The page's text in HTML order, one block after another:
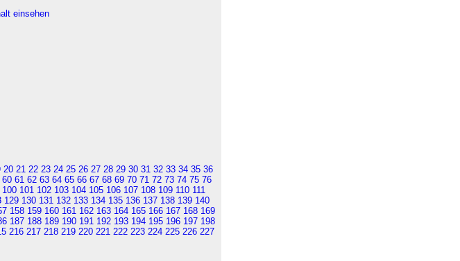
einsehen
20 21 22 23 24 25 26 27 28 29 30 31 32 33 34 35 36
60 61 62 63 64 65 66 67 68 69 70 71 72 73 74 75 76
100 101 102 103 104 105 106 107 108 109 110 111
129 130 131 132 133 134 135 136 137 138 139 140
158 159 160 161 162 163 164 165 166 167 168 169
187 188 189 190 191 192 193 194 195 196 197 198
216 217 218 219 220 221 222 223 224 225 226 227